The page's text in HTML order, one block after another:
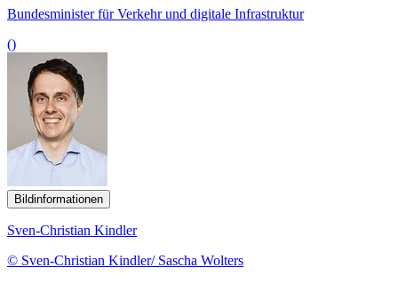
Bundesminister für Verkehr und digitale Infrastruktur
()
Bildinformationen
Sven-Christian Kindler
© Sven-Christian Kindler/ Sascha Wolters